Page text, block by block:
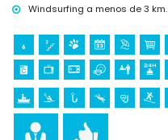
Windsurfing a menos de 3 km.